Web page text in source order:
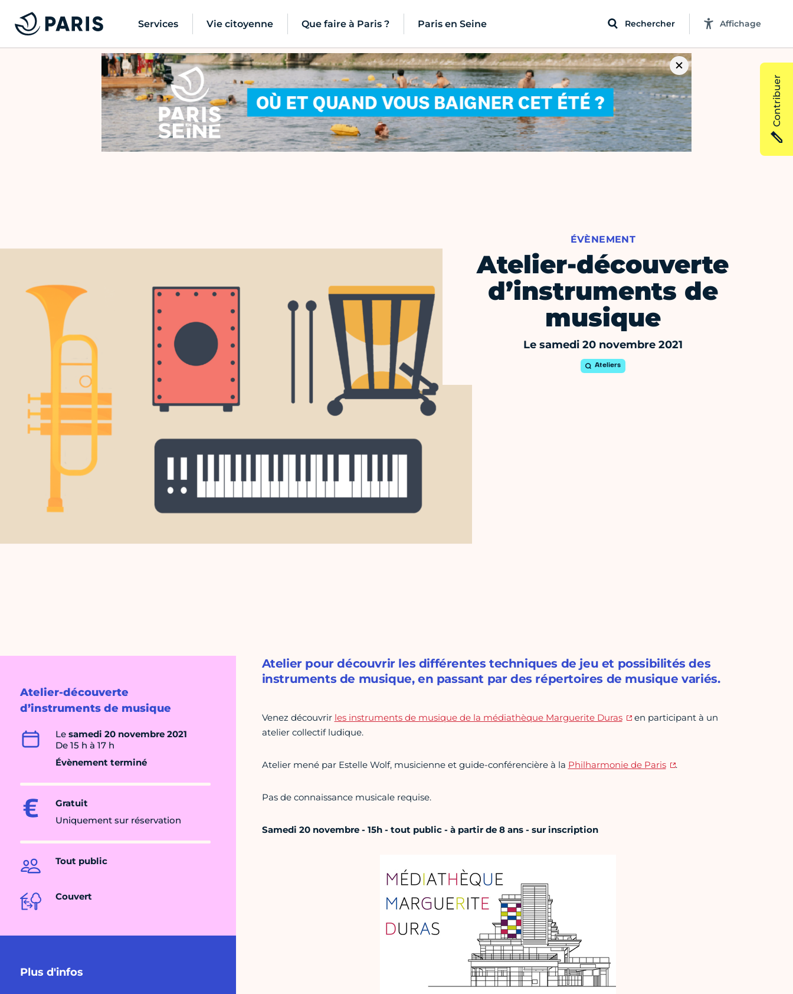
Services Vie citoyenne Que faire à Paris ? Paris en Seine Rechercher Affichage
ÉVÈNEMENT
Atelier-découverte
d’instruments de
musique
Le samedi 20 novembre 2021
Ateliers
Atelier-découverte
d’instruments de musique
Le samedi 20 novembre 2021
De 15 h à 17 h
Évènement terminé
Gratuit
Uniquement sur réservation
Tout public
Couvert
Plus d'infos
Atelier pour découvrir les différentes techniques de jeu et possibilités des
instruments de musique, en passant par des répertoires de musique variés.
Venez découvrir les instruments de musique de la médiathèque Marguerite Duras
en participant à un
atelier collectif ludique.
Atelier mené par Estelle Wolf, musicienne et guide-conférencière à la Philharmonie de Paris .
Pas de connaissance musicale requise.
Samedi 20 novembre - 15h - tout public - à partir de 8 ans - sur inscription
Contribuer